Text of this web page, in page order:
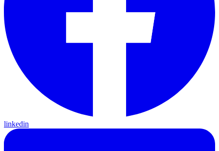
linkedin